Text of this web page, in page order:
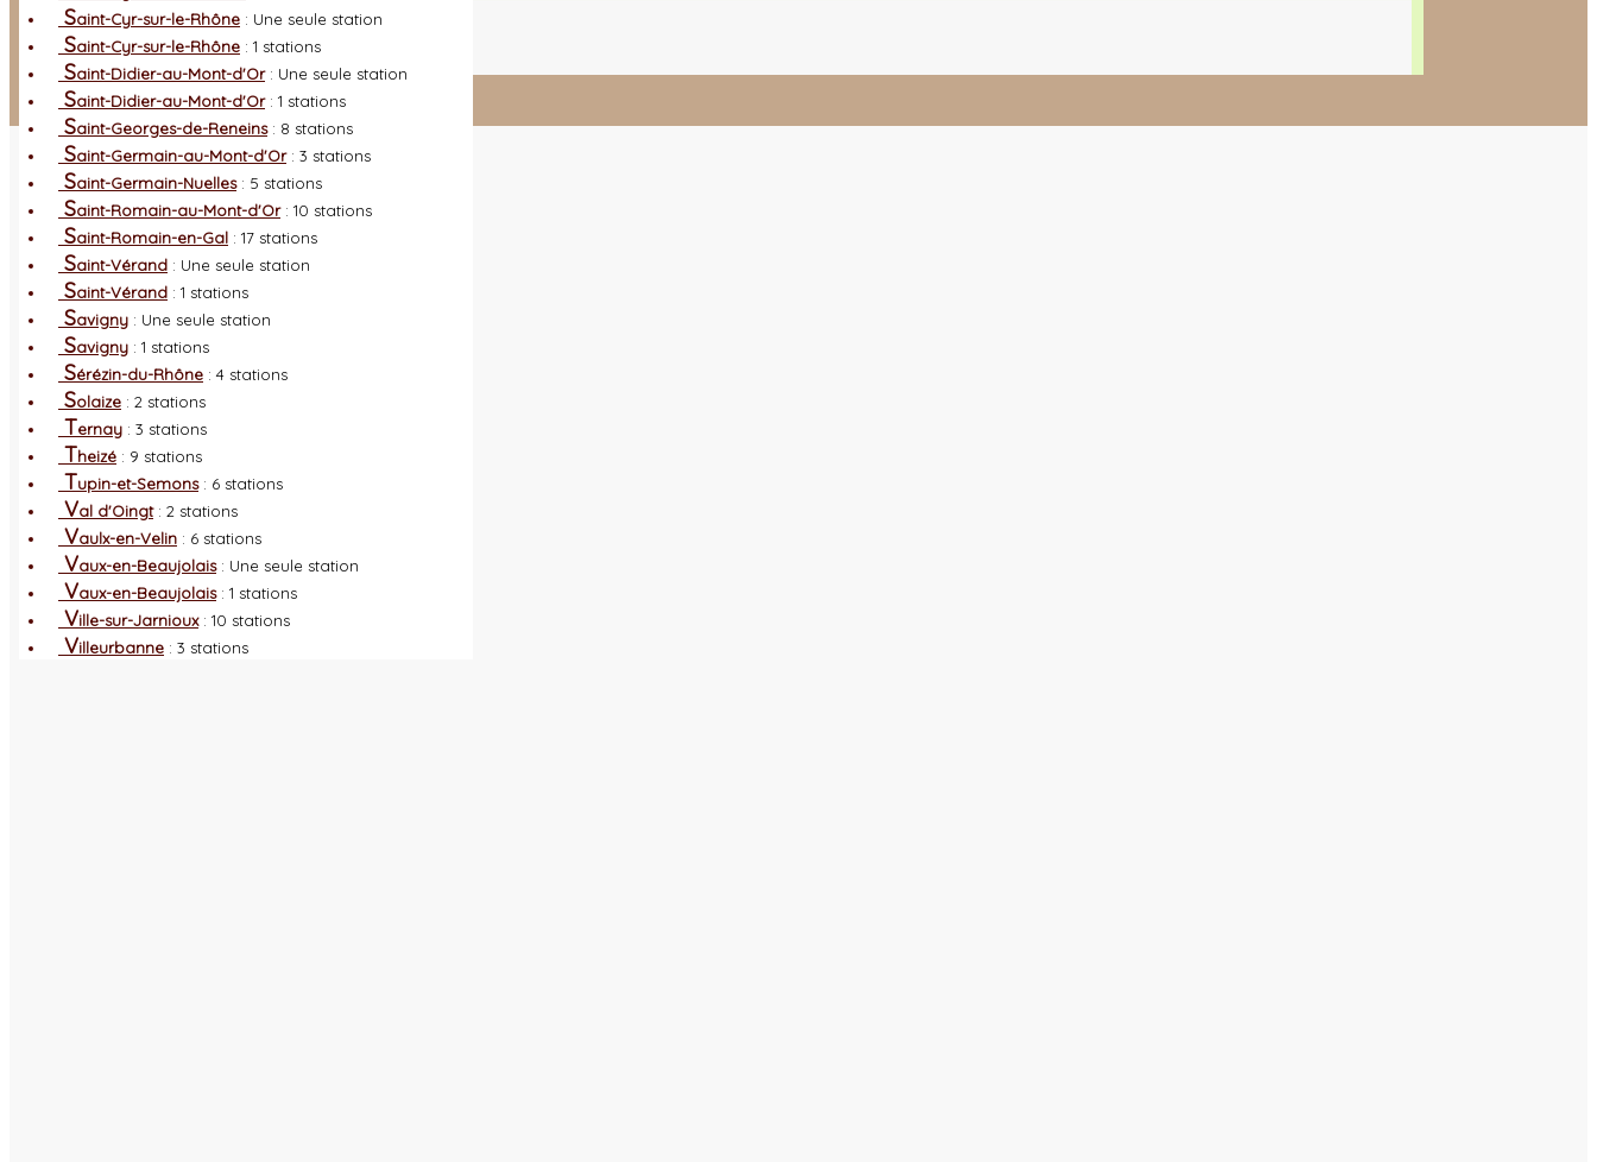
Les nouveautésQuoi de neuf ?
Autres sites Liens orchidophiles
Réalisation du site(Auteurs et photos)
Connexion adhérent
Saint-Cyr-sur-le-Rhône : Une seule station
Saint-Cyr-sur-le-Rhône : 1 stations
Saint-Didier-au-Mont-d'Or: Une seule station
Saint-Didier-au-Mont-d'Or: 1 stations
Saint-Georges-de-Reneins: 8 stations
Saint-Germain-au-Mont-d'Or: 3 stations
Saint-Germain-Nuelles: 5 stations
Saint-Romain-au-Mont-d'Or: 10 stations
Saint-Romain-en-Gal : 17 stations
Saint-Vérand : Une seule station
Saint-Vérand : 1 stations
Savigny : Une seule station
Savigny : 1 stations
Sérézin-du-Rhône : 4 stations
Solaize : 2 stations
Ternay : 3 stations
Theizé : 9 stations
Tupin-et-Semons: 6 stations
Val d'Oingt: 2 stations
Vaulx-en-Velin : 6 stations
Vaux-en-Beaujolais: Une seule station
Vaux-en-Beaujolais: 1 stations
Ville-sur-Jarnioux: 10 stations
Villeurbanne : 3 stations